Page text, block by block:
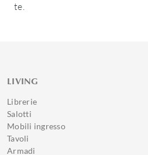
te.
LIVING
Librerie
Salotti
Mobili ingresso
Tavoli
Armadi